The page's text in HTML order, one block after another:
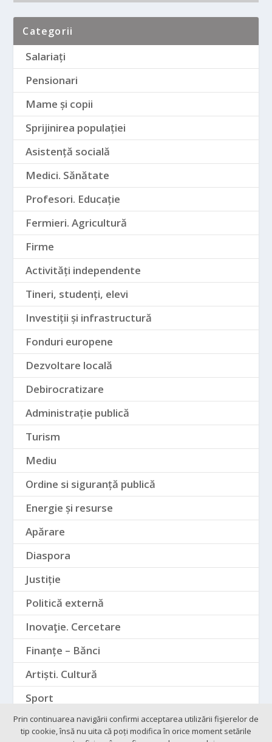
Categorii
Salariați
Pensionari
Mame și copii
Sprijinirea populației
Asistență socială
Medici. Sănătate
Profesori. Educație
Fermieri. Agricultură
Firme
Activități independente
Tineri, studenți, elevi
Investiții și infrastructură
Fonduri europene
Dezvoltare locală
Debirocratizare
Administrație publică
Turism
Mediu
Ordine si siguranță publică
Energie și resurse
Apărare
Diaspora
Justiție
Politică externă
Inovaţie. Cercetare
Finanțe – Bănci
Artiști. Cultură
Sport
Prin continuarea navigării confirmi acceptarea utilizării fişierelor de
tip cookie, însă nu uita că poți modifica în orice moment setările